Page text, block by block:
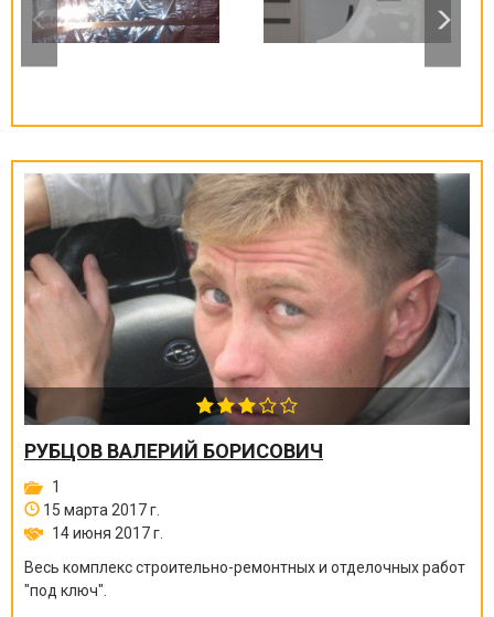
РУБЦОВ ВАЛЕРИЙ БОРИСОВИЧ
1
15 марта 2017 г.
14 июня 2017 г.
Весь комплекс строительно-ремонтных и отделочных работ
"под ключ".